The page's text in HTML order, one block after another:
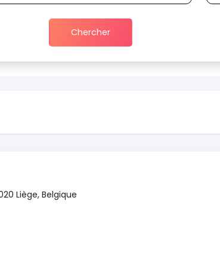
Chercher
Liège, Belgique